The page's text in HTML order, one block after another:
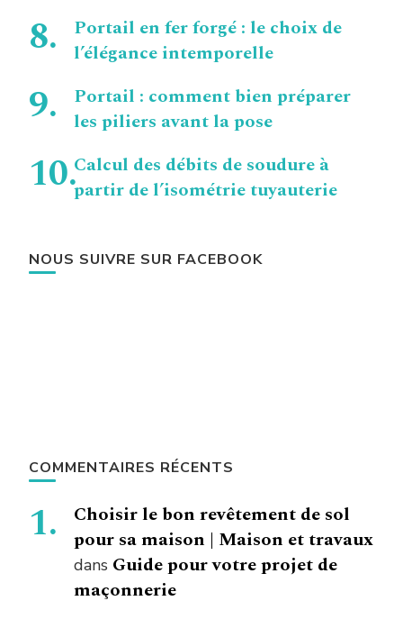
Portail en fer forgé : le choix de
l’élégance intemporelle
Portail : comment bien préparer
les piliers avant la pose
Calcul des débits de soudure à
partir de l’isométrie tuyauterie
NOUS SUIVRE SUR FACEBOOK
COMMENTAIRES RÉCENTS
Choisir le bon revêtement de sol
pour sa maison | Maison et travaux
dans Guide pour votre projet de
maçonnerie